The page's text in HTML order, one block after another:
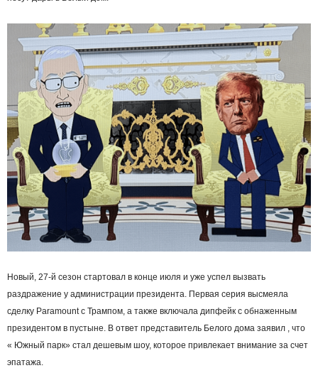
Новый, 27-й сезон стартовал в конце июля и уже успел вызвать
раздражение у администрации президента. Первая серия высмеяла
сделку Paramount с Трампом, а также включала дипфейк с обнаженным
президентом в пустыне. В ответ представитель Белого дома заявил , что
« Южный парк» стал дешевым шоу, которое привлекает внимание за счет
эпатажа.